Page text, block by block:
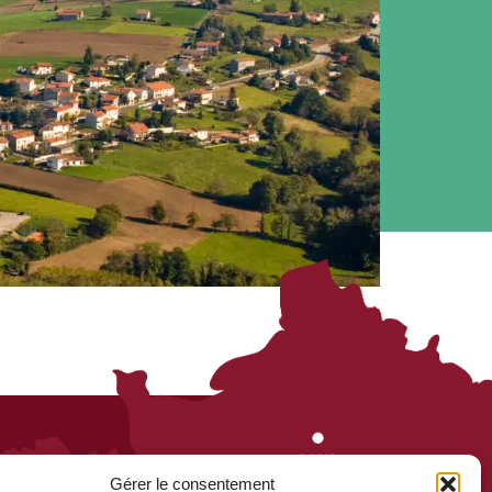
Gérer le consentement